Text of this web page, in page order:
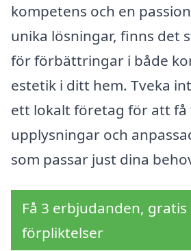
kompetens och en
unika lösningar, finns det
för förbättringar i både
estetik i ditt hem. Tveka
ett lokalt företag för att få
upplysningar och
som passar just dina
Få 3 erbjudanden,
förpliktelser